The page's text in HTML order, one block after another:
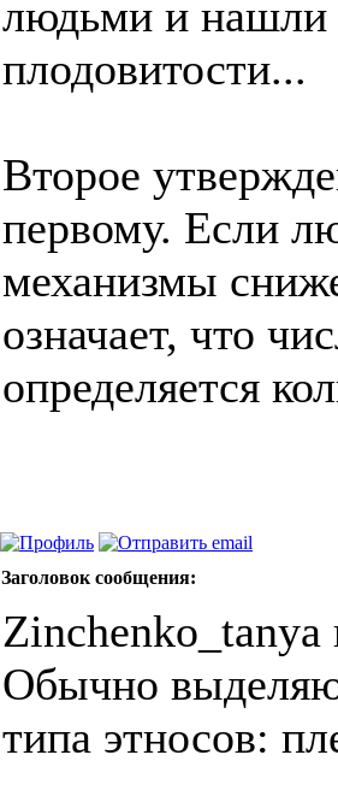
людьми и нашли
плодовитости...
Второе
первому. Если
механизмы
означает, что
определяется
Заголовок сообщения:
Zinchenko_tanya
Обычно
типа этносов: